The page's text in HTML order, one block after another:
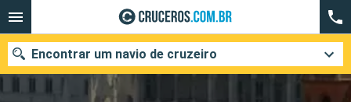
Encontrar um navio de cruzeiro